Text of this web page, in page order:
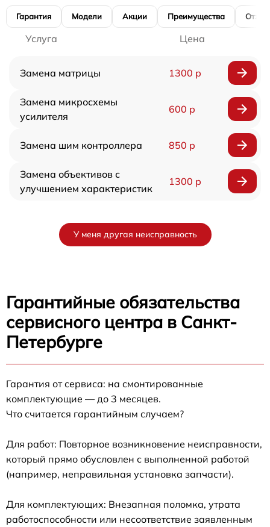
Гарантия Модели Акции Преимущества
Услуга Цена
Замена матрицы 1300 р
Замена микросхемы
усилителя
600 р
Замена шим контроллера 850 р
Замена объективов с
улучшением характеристик
1300 р
У меня другая неисправность
Гарантийные обязательства
сервисного центра в Санкт-
Петербурге
Гарантия от сервиса: на смонтированные
комплектующие — до 3 месяцев.
Что считается гарантийным случаем?
Для работ: Повторное возникновение неисправности,
который прямо обусловлен с выполненной работой
(например, неправильная установка запчасти).
Для комплектующих: Внезапная поломка, утрата
работоспособности или несоответствие заявленным